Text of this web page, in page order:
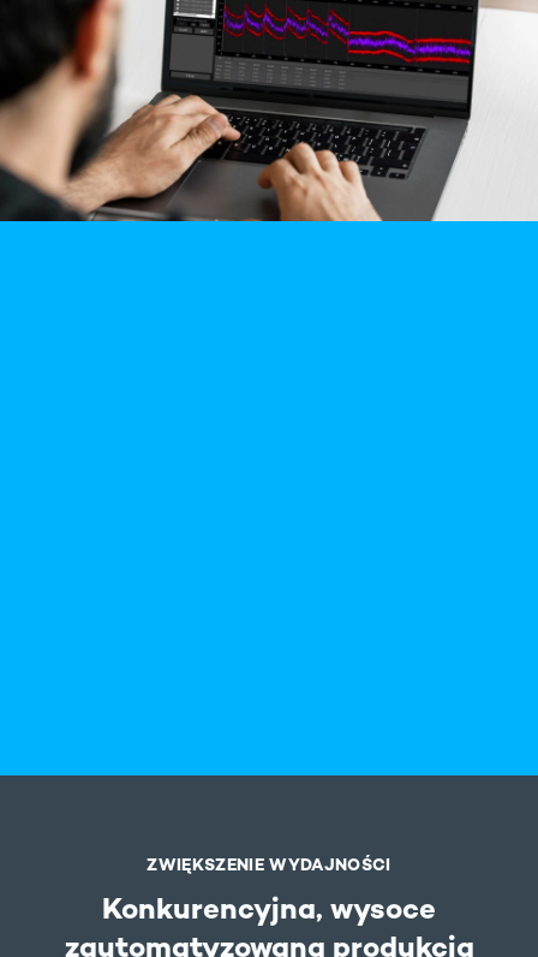
ZWIĘKSZENIE WYDAJNOŚCI
Konkurencyjna, wysoce
zautomatyzowana produkcja